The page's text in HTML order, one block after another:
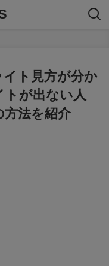
ト見方が分か
トが出ない人
法を紹介